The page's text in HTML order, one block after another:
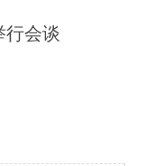
行会谈